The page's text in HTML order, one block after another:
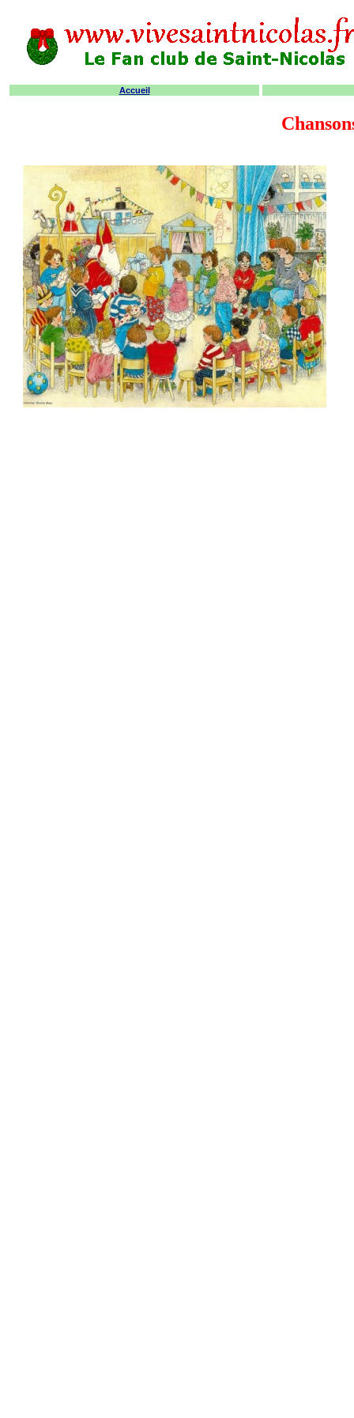
Accueil